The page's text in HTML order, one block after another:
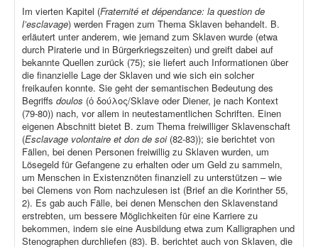
Im vierten Kapitel (Fraternité et dépendance: la question de
l’esclavage) werden Fragen zum Thema Sklaven behandelt. B.
erläutert unter anderem, wie jemand zum Sklaven wurde (etwa
durch Piraterie und in Bürgerkriegszeiten) und greift dabei auf
bekannte Quellen zurück (75); sie liefert auch Informationen über
die finanzielle Lage der Sklaven und wie sich ein solcher
freikaufen konnte. Sie geht der semantischen Bedeutung des
Begriffs doulos (ὁ δούλος/Sklave oder Diener, je nach Kontext
(79-80)) nach, vor allem in neutestamentlichen Schriften. Einen
eigenen Abschnitt bietet B. zum Thema freiwilliger Sklavenschaft
(Esclavage volontaire et don de soi(82-83)); sie berichtet von
Fällen, bei denen Personen freiwillig zu Sklaven wurden, um
Lösegeld für Gefangene zu erhalten oder um Geld zu sammeln,
um Menschen in Existenznöten finanziell zu unterstützen – wie
bei Clemens von Rom nachzulesen ist (Brief an die Korinther 55,
2). Es gab auch Fälle, bei denen Menschen den Sklavenstand
erstrebten, um bessere Möglichkeiten für eine Karriere zu
bekommen, indem sie eine Ausbildung etwa zum Kalligraphen und
Stenographen durchliefen (83). B. berichtet auch von Sklaven, die